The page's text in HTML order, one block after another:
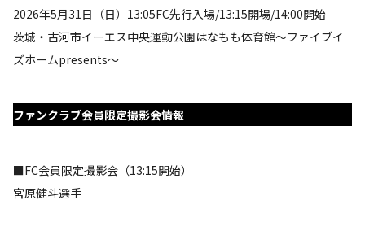
2026年5月31日（日）13:05FC先行入場/13:15開場/14:00開始
茨城・古河市イーエス中央運動公園はなもも体育館～ファイブイ
ズホームpresents～
ファンクラブ会員限定撮影会情報
■FC会員限定撮影会（13:15開始）
宮原健斗選手